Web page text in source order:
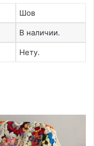
Шов
В наличии․
Нету․